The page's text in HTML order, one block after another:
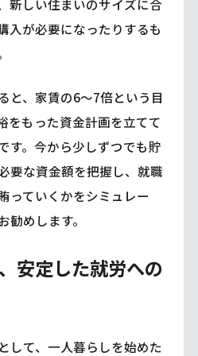
新しい住まいのサイズに合
入が必要になったりするも
と、家賃の6～7倍という目
をもった資金計画を立てて
す。今から少しずつでも貯
要な資金額を把握し、就職
っていくかをシミュレー
めします。
安定した就労への
して、一人暮らしを始めた